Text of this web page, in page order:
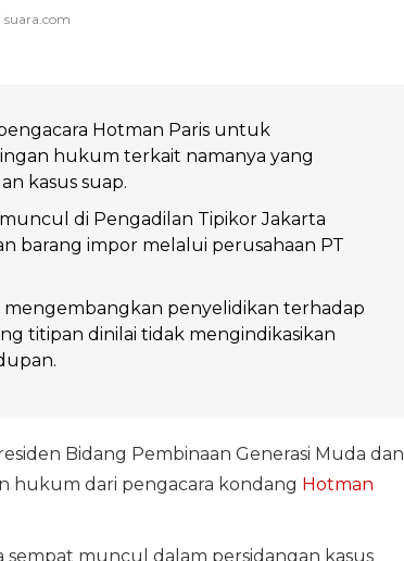
Hotman Paris untuk
hukum terkait namanya yang
kasus suap.
di Pengadilan Tipikor Jakarta
barang impor melalui perusahaan PT
penyelidikan terhadap
titipan dinilai tidak mengindikasikan
Bidang Pembinaan Generasi Muda dan
hukum dari pengacara kondang Hotman
muncul dalam persidangan kasus